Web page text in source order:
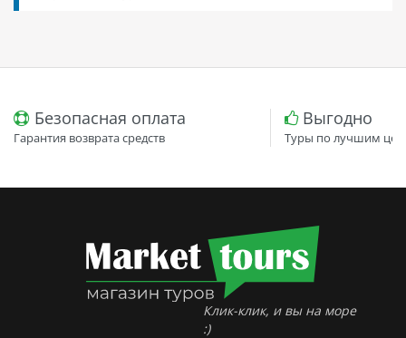
Безопасная оплата
Гарантия возврата средств
Выгодно
Туры по лучшим
Клик-клик, и вы на море
:)